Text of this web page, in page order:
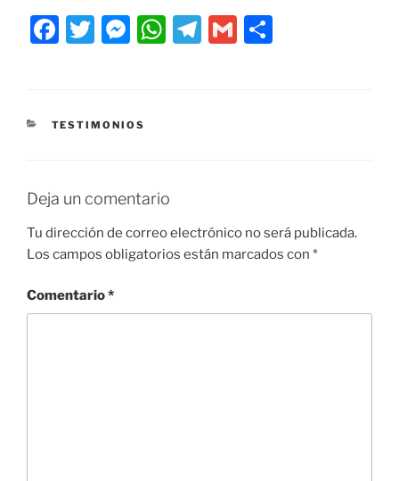
F
e
o
k
T
er
M
e
er
W
p
T
G
CATEGORÍAS
TESTIMONIOS
Deja un comentario
Tu dirección de correo electrónico no será publicada.
Los campos obligatorios están marcados con *
Comentario*